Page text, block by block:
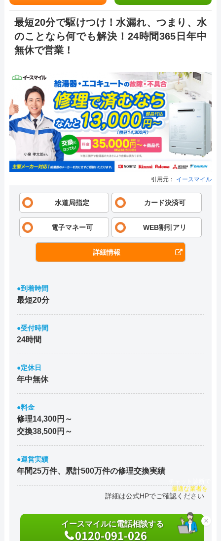
最短20分で駆けつけ！水漏れ、つまり、水
のことなら何でも解決！24時間365日年中
無休で営業！
引用元： イースマイル
水道局指定 カード決済可
電子マネー可 WEB割引アリ
詳細情報
●到着時間
最短20分
●受付時間
24時間
●定休日
年中無休
●料金
修理14,300円～
交換38,500円～
●運営実績
年間25万件、累計500万件の修理交換実績
詳細は公式HPでご確認ください
イースマイルに電話相談する
0120-091-026
×
チャット診断で
最適な業者を
ご提案